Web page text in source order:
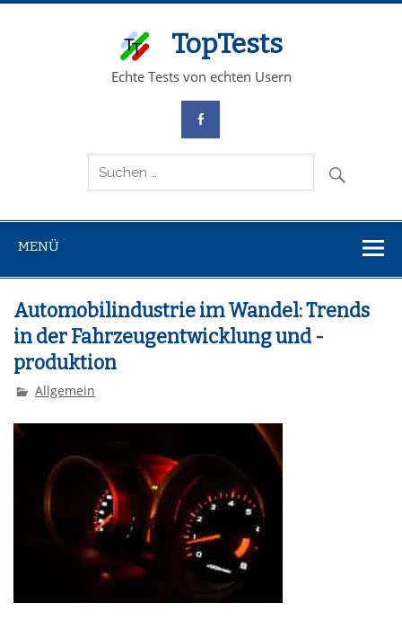
TopTests
Echte Tests von echten Usern
MENÜ
Automobilindustrie im Wandel: Trends
in der Fahrzeugentwicklung und -
produktion
Allgemein